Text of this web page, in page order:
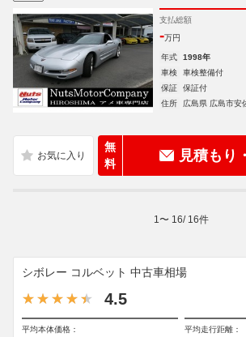
支払総額
-万円
年式 1998年
車検
車検整備付
保証
保証付
住所
広島県 広島市安
無
料
見積もり
1〜 16/ 16件
シボレー コルベット 中古車相場
4.5
平均本体価格： 平均走行距離：